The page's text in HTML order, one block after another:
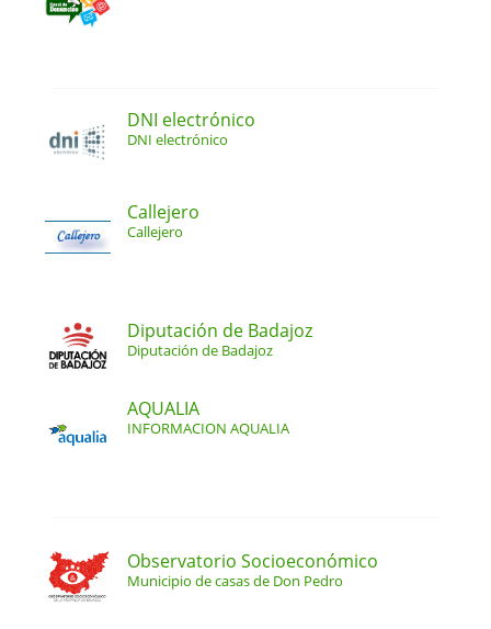
DNI electrónico
DNI electrónico
Callejero
Callejero
Diputación de Badajoz
Diputación de Badajoz
AQUALIA
INFORMACION AQUALIA
Observatorio Socioeconómico
Municipio de casas de Don Pedro